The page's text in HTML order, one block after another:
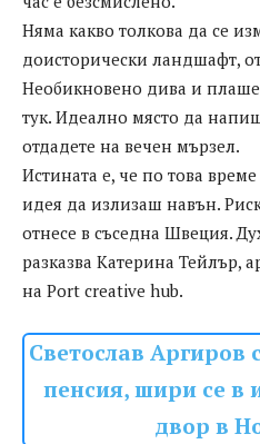
Няма какво толкова да се
доисторически ландшафт,
Необикновено дива и
тук. Идеално място да
отдадете на вечен мързел.
Истината е, че по това
идея да излизаш навън.
отнесе в съседна Швеция.
разказва Катерина Тейлър,
на Port creative hub.
Светослав Аргиров
пенсия, шири се в
двор в